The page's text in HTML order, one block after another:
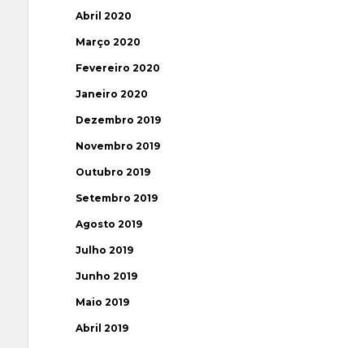
Abril 2020
Março 2020
Fevereiro 2020
Janeiro 2020
Dezembro 2019
Novembro 2019
Outubro 2019
Setembro 2019
Agosto 2019
Julho 2019
Junho 2019
Maio 2019
Abril 2019